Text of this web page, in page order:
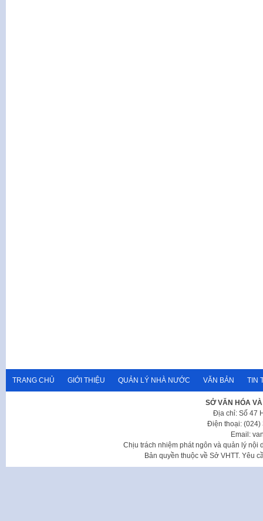
TRANG CHỦ GIỚI THIỆU QUẢN LÝ NHÀ NƯỚC VĂN BẢN TIN
SỞ VĂN HÓA
Địa chỉ: Số 47
Điện thoại: (024)
Email:
Chịu trách nhiệm phát ngôn và quản lý nội
Bản quyền thuộc về Sở VHTT. Yêu